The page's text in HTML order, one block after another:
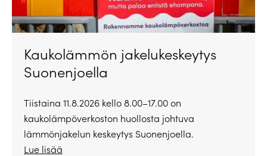
Kaukolämmön jakelukeskeytys
Suonenjoella
Tiistaina 11.8.2026 kello 8.00–17.00 on
kaukolämpöverkoston huollosta johtuva
lämmönjakelun keskeytys Suonenjoella.
Lue lisää